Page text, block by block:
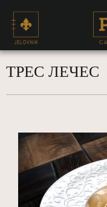
ТРЕС ЛЕЧЕС